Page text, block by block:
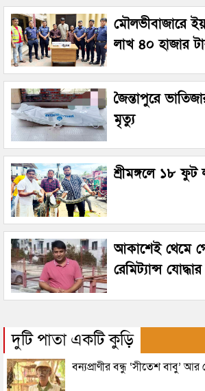
মৌলভীবাজারে
লাখ ৪০ হাজার
জৈন্তাপুরে
মৃত্যু
শ্রীমঙ্গলে ১৮ ফুট
আকাশেই থেমে
রেমিট্যান্স
দুটি পাতা একটি কুড়ি
বন্যপ্রাণীর বন্ধু ‘সীতেশ বাবু’ আর